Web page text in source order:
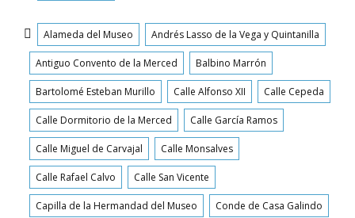
Etiquetas
Alameda del Museo Andrés Lasso de la Vega y Quintanilla
Antiguo Convento de la Merced Balbino Marrón
Bartolomé Esteban Murillo Calle Alfonso XII Calle Cepeda
Calle Dormitorio de la Merced Calle García Ramos
Calle Miguel de Carvajal Calle Monsalves
Calle Rafael Calvo Calle San Vicente
Capilla de la Hermandad del Museo Conde de Casa Galindo